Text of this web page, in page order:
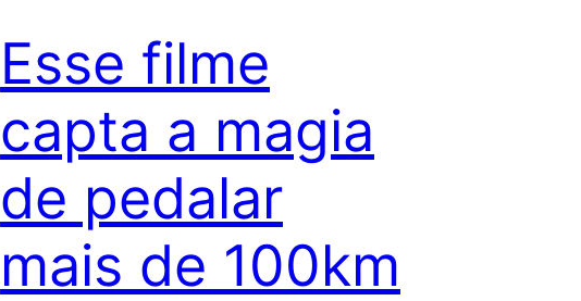
Esse filme
capta a magia
de pedalar
mais de 100km